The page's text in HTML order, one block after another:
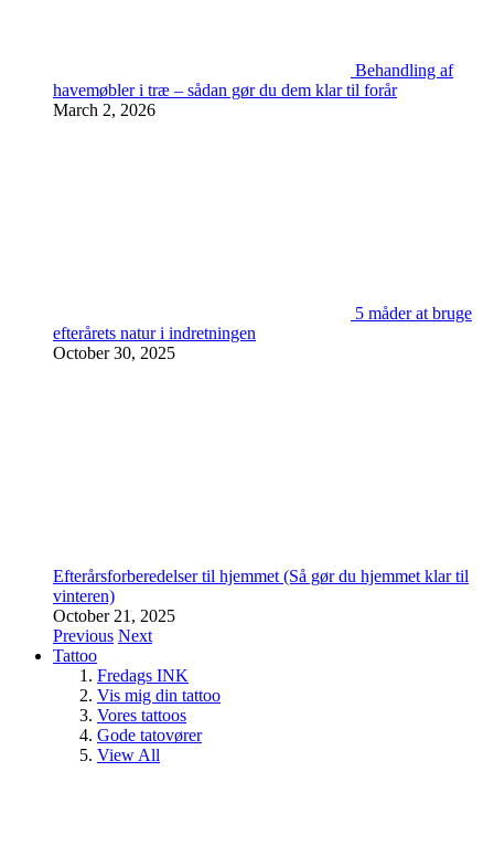
Behandling af
havemøbler i træ – sådan gør du dem klar til forår
March 2, 2026
5 måder at bruge
efterårets natur i indretningen
October 30, 2025
Efterårsforberedelser til hjemmet (Så gør du hjemmet klar til
vinteren)
October 21, 2025
Previous Next
Tattoo
Fredags INK
Vis mig din tattoo
Vores tattoos
Gode tatovører
View All